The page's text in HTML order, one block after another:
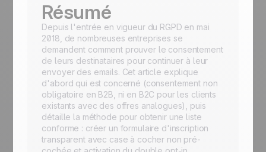
Résumé
Depuis l'entrée en vigueur du RGPD en mai
2018, de nombreuses entreprises se
demandent comment prouver le consentement
de leurs destinataires pour continuer à leur
envoyer des emails. Cet article explique
d'abord qui est concerné (consentement non
obligatoire en B2B, ni en B2C pour les clients
existants avec des offres analogues), puis
détaille la méthode pour obtenir une liste
conforme : créer un formulaire d'inscription
transparent avec case à cocher non pré-